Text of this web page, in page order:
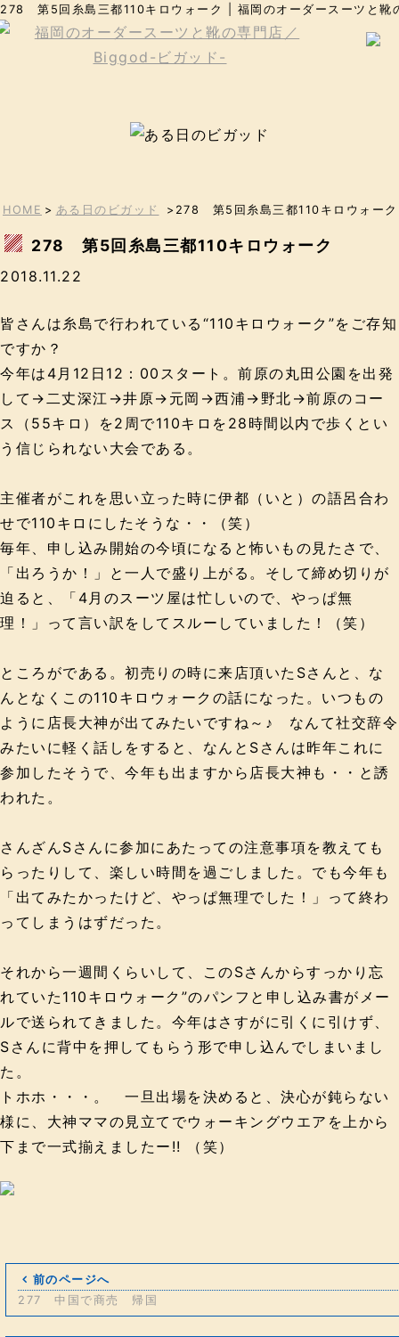
278 第5回糸島三都110キロウォーク | 福岡のオーダースーツと
HOME > ある日のビガッド >278 第5回糸島三都110キロウォーク
278 第5回糸島三都110キロウォーク
2018.11.22
皆さんは糸島で行われている“110キロウォーク”をご存知
ですか？
今年は4月12日12：00スタート。前原の丸田公園を出発
して→二丈深江→井原→元岡→西浦→野北→前原のコー
ス（55キロ）を2周で110キロを28時間以内で歩くとい
う信じられない大会である。
主催者がこれを思い立った時に伊都（いと）の語呂合わ
せで110キロにしたそうな・・（笑）
毎年、申し込み開始の今頃になると怖いもの見たさで、
「出ろうか！」と一人で盛り上がる。そして締め切りが
迫ると、「4月のスーツ屋は忙しいので、やっぱ無
理！」って言い訳をしてスルーしていました！（笑）
ところがである。初売りの時に来店頂いたSさんと、な
んとなくこの110キロウォークの話になった。いつもの
ように店長大神が出てみたいですね～♪ なんて社交辞令
みたいに軽く話しをすると、なんとSさんは昨年これに
参加したそうで、今年も出ますから店長大神も・・と誘
われた。
さんざんSさんに参加にあたっての注意事項を教えても
らったりして、楽しい時間を過ごしました。でも今年も
「出てみたかったけど、やっぱ無理でした！」って終わ
ってしまうはずだった。
それから一週間くらいして、このSさんからすっかり忘
れていた110キロウォーク”のパンフと申し込み書がメー
ルで送られてきました。今年はさすがに引くに引けず、
Sさんに背中を押してもらう形で申し込んでしまいまし
た。
トホホ・・・。 一旦出場を決めると、決心が鈍らない
様に、大神ママの見立てでウォーキングウエアを上から
下まで一式揃えましたー!! （笑）
前のページへ
277 中国で商売 帰国